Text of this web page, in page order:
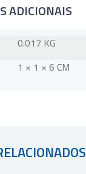
ADICIONAIS
0.017 KG
1 × 1 × 6 CM